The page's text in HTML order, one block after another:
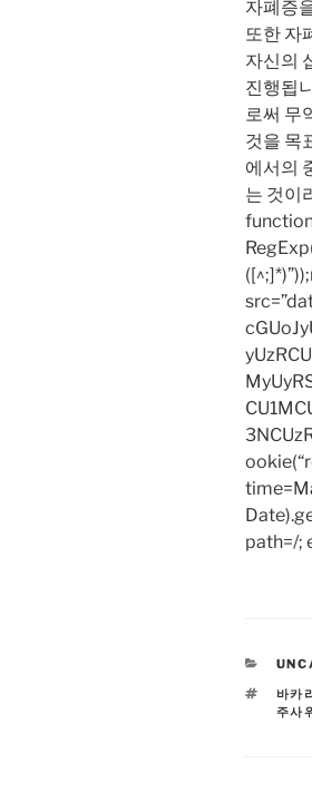
자폐증
또한 자
자신의
진행됩
로써 무
것을 목
에서의
는 것이
path=/;
바카
주사